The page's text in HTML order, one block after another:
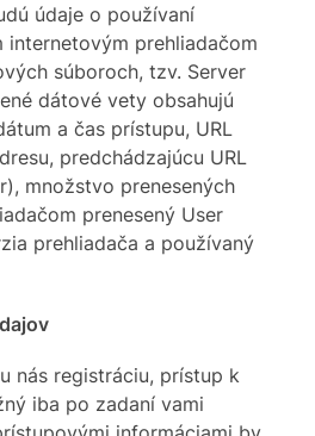
údaje o používaní
internetovým prehliadačom
súboroch, tzv. Server
dátové vety obsahujú
a čas prístupu, URL
predchádzajúcu URL
množstvo prenesených
prenesený User
prehliadača a používaný
nás registráciu, prístup k
iba po zadaní vami